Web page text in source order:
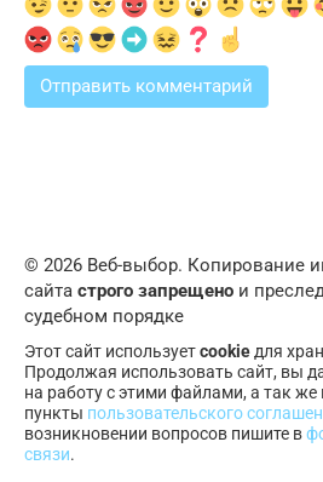
© 2026 Веб-выбор. Копирование
сайта строго запрещено и
судебном порядке
Этот сайт используетcookie для
Продолжая использовать сайт, вы
на работу с этими файлами, а так же
пункты пользовательского
возникновении вопросов пишите в
связи.